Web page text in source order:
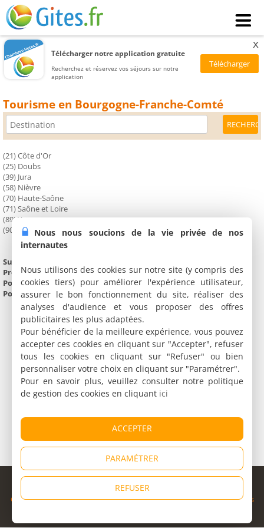
Télécharger notre application gratuite
Recherchez et réservez vos séjours sur notre
application
x
Tourisme en Bourgogne-Franche-Comté
(21) Côte d'Or
(25) Doubs
(39) Jura
(58) Nièvre
(70) Haute-Saône
(71) Saône et Loire
(89) Yonne
(90) Territoire de Belfort
Superficie :
Préfecture :Dijon
Population : 2 727 126 habitants
Point culminant :Crêt Pela (1 498 m)
© Copyright 1998 - 2026
Cybevasion|Mentions légales|Confidentialité|CGU|Informations
Nous nous soucions de la vie privée de nos
internautes
Nous utilisons des cookies sur notre site (y compris des
cookies tiers) pour améliorer l'expérience utilisateur,
assurer le bon fonctionnement du site, réaliser des
analyses d'audience et vous proposer des offres
publicitaires les plus adaptées.
Pour bénéficier de la meilleure expérience, vous pouvez
accepter ces cookies en cliquant sur "Accepter", refuser
tous les cookies en cliquant sur "Refuser" ou bien
personnaliser votre choix en cliquant sur "Paramétrer".
Pour en savoir plus, veuillez consulter notre politique
de gestion des cookies en cliquant ici
ACCEPTER
PARAMÉTRER
REFUSER